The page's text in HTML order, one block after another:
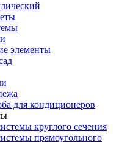
элементы
для кондиционеров
круглого сечения
прямоугольного